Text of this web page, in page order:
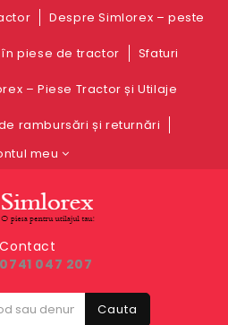
Despre Simlorex – peste
piese de tractor Sfaturi
– Piese Tractor și Utilaje
rambursări și returnări
meu
Contact
0741 047 207
Cauta